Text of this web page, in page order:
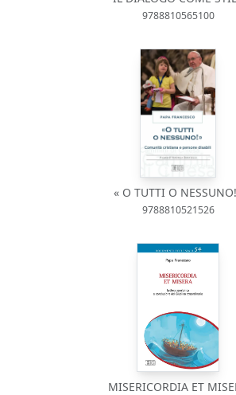
9788810565100
« O TUTTI O
9788810521526
MISERICORDIA ET